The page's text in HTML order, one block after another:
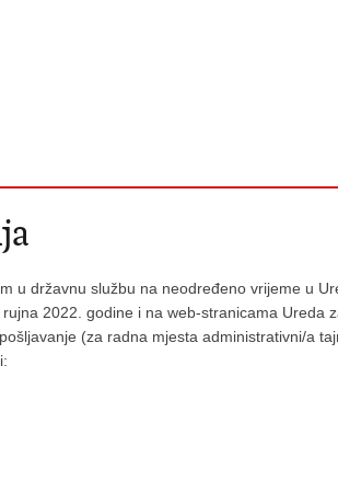
u državnu službu na neodređeno vrijeme u
2022. godine i na web-stranicama Ureda
(za radna mjesta administrativni/a